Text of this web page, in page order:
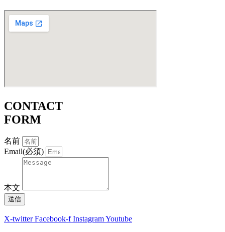
CONTACT
FORM
名前
Email(必須)
本文
送信
X-twitter Facebook-f InstagramYoutube